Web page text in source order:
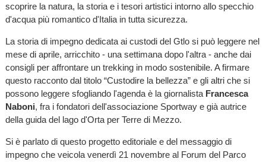
scoprire la natura, la storia e i tesori artistici intorno allo specchio
d'acqua più romantico d'Italia in tutta sicurezza.
La storia di impegno dedicata ai custodi del Gtlo si può leggere nel
mese di aprile, arricchito - una settimana dopo l'altra - anche dai
consigli per affrontare un trekking in modo sostenibile. A firmare
questo racconto dal titolo “Custodire la bellezza” e gli altri che si
possono leggere sfogliando l'agenda è la giornalista Francesca
Naboni, fra i fondatori dell'associazione Sportway e già autrice
della guida del lago d'Orta per Terre di Mezzo.
Si è parlato di questo progetto editoriale e del messaggio di
impegno che veicola venerdì 21 novembre al Forum del Parco